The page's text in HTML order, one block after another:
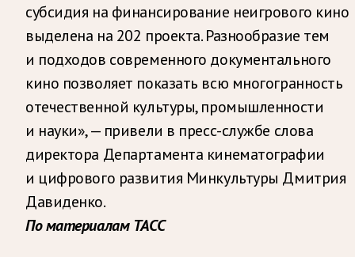
субсидия на финансирование неигрового кино
выделена на 202 проекта. Разнообразие тем
и подходов современного документального
кино позволяет показать всю многогранность
отечественной культуры, промышленности
и науки», — привели в пресс-службе слова
директора Департамента кинематографии
и цифрового развития Минкультуры Дмитрия
Давиденко.
По материалам ТАСС